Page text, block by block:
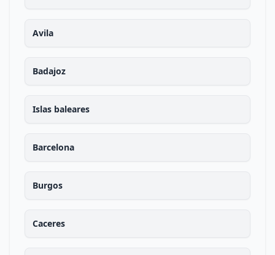
Avila
Badajoz
Islas baleares
Barcelona
Burgos
Caceres